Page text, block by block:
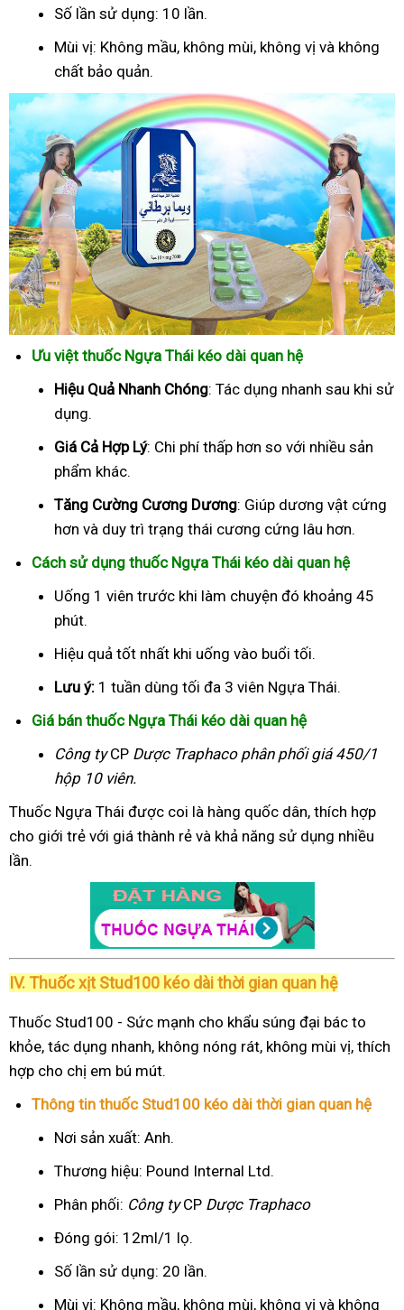
Số lần sử dụng: 10 lần.
Mùi vị: Không mầu, không mùi, không vị và không
chất bảo quản.
Ưu việt thuốc Ngựa Thái kéo dài quan hệ
Hiệu Quả Nhanh Chóng: Tác dụng nhanh sau khi sử
dụng.
Giá Cả Hợp Lý: Chi phí thấp hơn so với nhiều sản
phẩm khác.
Tăng Cường Cương Dương: Giúp dương vật cứng
hơn và duy trì trạng thái cương cứng lâu hơn.
Cách sử dụng thuốc Ngựa Thái kéo dài quan hệ
Uống 1 viên trước khi làm chuyện đó khoảng 45
phút.
Hiệu quả tốt nhất khi uống vào buổi tối.
Lưu ý: 1 tuần dùng tối đa 3 viên Ngựa Thái.
Giá bán thuốc Ngựa Thái kéo dài quan hệ
Công tyCP Dược Traphacophân phối giá 450/1
hộp 10 viên.
Thuốc Ngựa Thái được coi là hàng quốc dân, thích hợp
cho giới trẻ với giá thành rẻ và khả năng sử dụng nhiều
lần.
IV. Thuốc xịt Stud100 kéo dài thời gian quan hệ
Thuốc Stud100 - Sức mạnh cho khẩu súng đại bác to
khỏe, tác dụng nhanh, không nóng rát, không mùi vị, thích
hợp cho chị em bú mút.
Thông tin thuốc Stud100 kéo dài thời gian quan hệ
Nơi sản xuất: Anh.
Thương hiệu: Pound Internal Ltd.
Phân phối: Công tyCP Dược Traphaco
Đóng gói: 12ml/1 lọ.
Số lần sử dụng: 20 lần.
Mùi vị: Không mầu, không mùi, không vị và không